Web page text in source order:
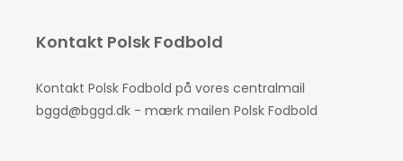
Kontakt Polsk Fodbold
Kontakt Polsk Fodbold på vores centralmail
bggd@bggd.dk - mærk mailen Polsk Fodbold